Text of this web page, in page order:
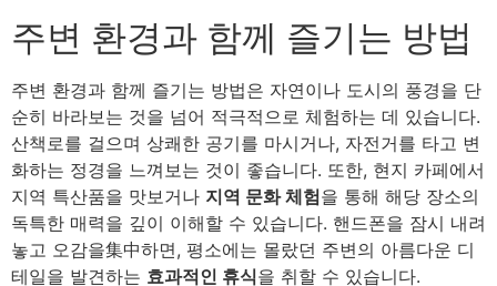
주변 환경과 함께 즐기는 방법
주변 환경과 함께 즐기는 방법은 자연이나 도시의 풍경을 단
순히 바라보는 것을 넘어 적극적으로 체험하는 데 있습니다.
산책로를 걸으며 상쾌한 공기를 마시거나, 자전거를 타고 변
화하는 정경을 느껴보는 것이 좋습니다. 또한, 현지 카페에서
지역 특산품을 맛보거나 지역 문화 체험을 통해 해당 장소의
독특한 매력을 깊이 이해할 수 있습니다. 핸드폰을 잠시 내려
놓고 오감을集中하면, 평소에는 몰랐던 주변의 아름다운 디
테일을 발견하는 효과적인 휴식을 취할 수 있습니다.